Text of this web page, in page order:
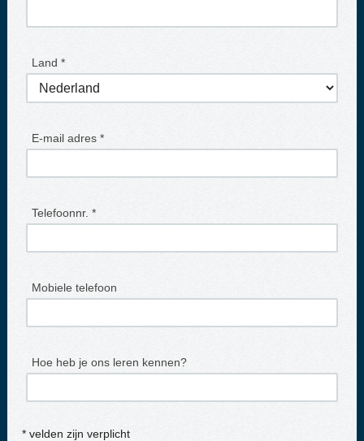
Land *
E-mail adres *
Telefoonnr. *
Mobiele telefoon
Hoe heb je ons leren kennen?
* velden zijn verplicht